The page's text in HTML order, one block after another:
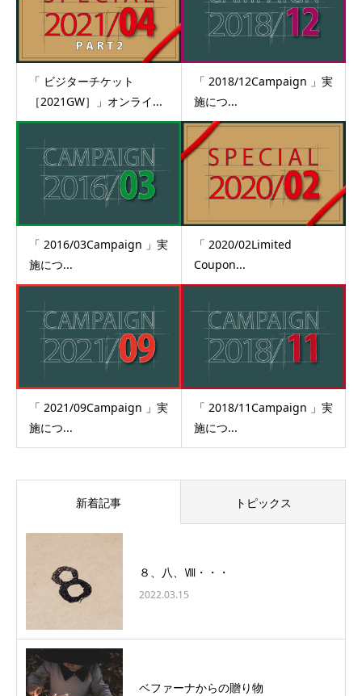
「 ビジターチケット
［2021GW］」オンライ...
「 2018/12Campaign 」実
施につ...
「 2016/03Campaign 」実
施につ...
「 2020/02Limited
Coupon...
「 2021/09Campaign 」実
施につ...
「 2018/11Campaign 」実
施につ...
新着記事 トピックス
８、八、Ⅷ・・・
2022.03.15
ベファーナからの贈り物